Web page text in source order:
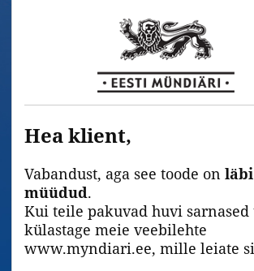
Hea klient,
Vabandust, aga see toode on läbi
müüdud.
Kui teile pakuvad huvi sarnased
külastage meie veebilehte
www.myndiari.ee, mille leiate